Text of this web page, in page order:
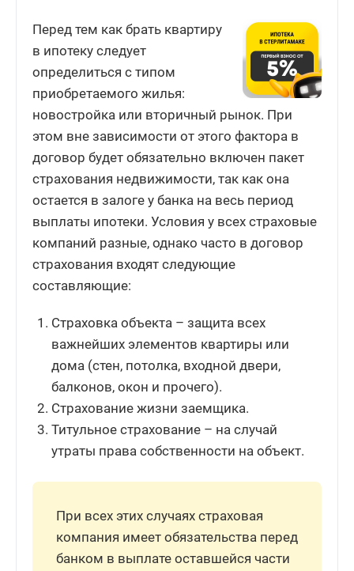
Перед тем как брать квартиру
в ипотеку следует
определиться с типом
приобретаемого жилья:
новостройка или вторичный рынок. При
этом вне зависимости от этого фактора в
договор будет обязательно включен пакет
страхования недвижимости, так как она
остается в залоге у банка на весь период
выплаты ипотеки. Условия у всех страховые
компаний разные, однако часто в договор
страхования входят следующие
составляющие:
Страховка объекта – защита всех
важнейших элементов квартиры или
дома (стен, потолка, входной двери,
балконов, окон и прочего).
Страхование жизни заемщика.
Титульное страхование – на случай
утраты права собственности на объект.
При всех этих случаях страховая
компания имеет обязательства перед
банком в выплате оставшейся части